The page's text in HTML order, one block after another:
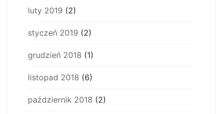
luty 2019 (2)
styczeń 2019 (2)
grudzień 2018 (1)
listopad 2018 (6)
październik 2018 (2)